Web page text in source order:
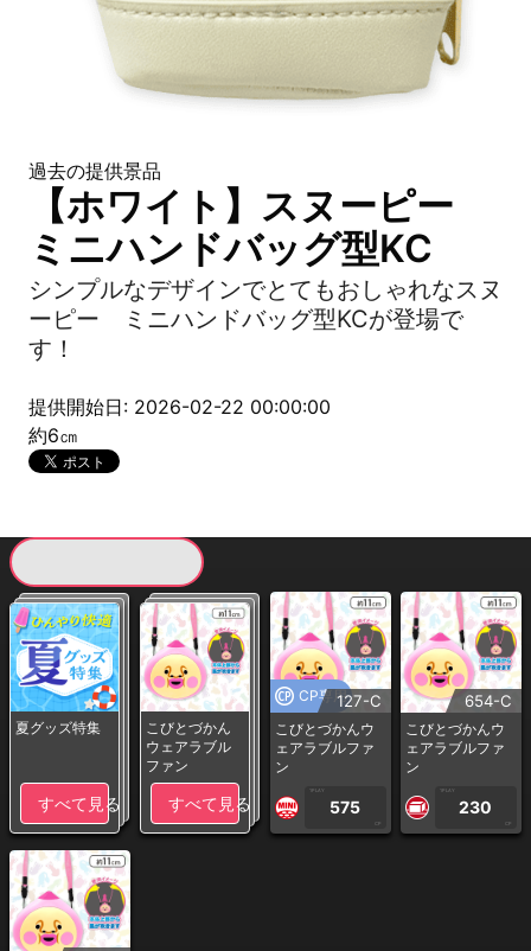
過去の提供景品
【ホワイト】スヌーピー
ミニハンドバッグ型KC
シンプルなデザインでとてもおしゃれなスヌ
ーピー ミニハンドバッグ型KCが登場で
す！
提供開始日: 2026-02-22 00:00:00
約6㎝
夏グッズ特集
すべて見る
こびとづかん
ウェアラブル
ファン
すべて見る
CP専用127-C
こびとづかんウ
ェアラブルファ
ン
1PLAY
575
CP
654-C
こびとづかんウ
ェアラブルファ
ン
1PLAY
230
CP